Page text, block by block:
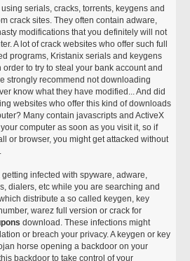
serials, cracks, torrents, keygens and
crack sites. They often contain adware,
modifications that you definitely will not
A lot of crack websites who offer such full
programs, Kristanix serials and keygens
order to try to steal your bank account and
strongly recommend not downloading
know what they have modified... And did
websites who offer this kind of downloads
Many contain javascripts and ActiveX
computer as soon as you visit it, so if
or browser, you might get attacked without
infected with spyware, adware,
dialers, etc while you are searching and
distribute a so called keygen, key
warez full version or crack for
download. These infections might
or breach your privacy. A keygen or key
horse opening a backdoor on your
backdoor to take control of your